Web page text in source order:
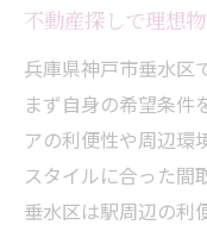
不動産探しで理想
兵庫県神戸市垂水区
まず自身の希望条件
アの利便性や周辺環
スタイルに合った間
垂水区は駅周辺の利